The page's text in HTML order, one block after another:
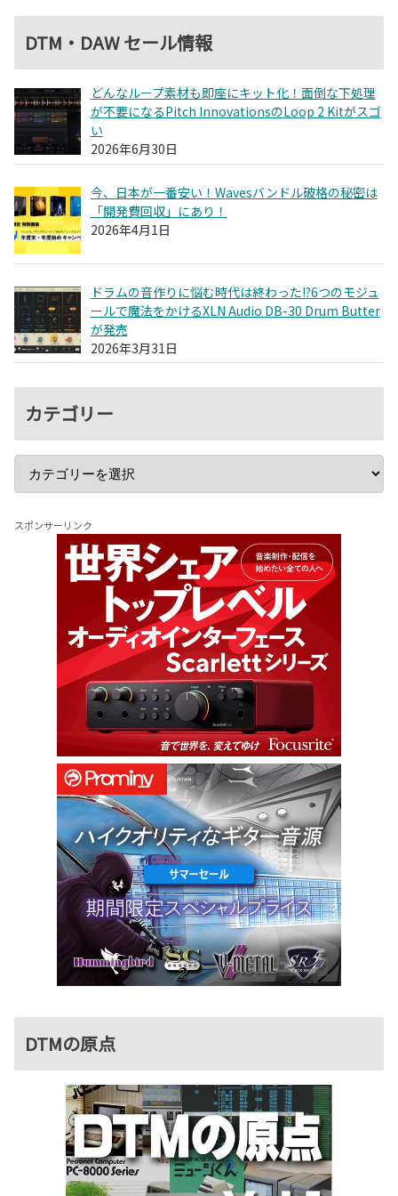
DTM・DAW セール情報
どんなループ素材も即座にキット化！面倒な下処理
が不要になるPitch InnovationsのLoop 2 Kitがスゴ
い
2026年6月30日
今、日本が一番安い！Wavesバンドル破格の秘密は
「開発費回収」にあり！
2026年4月1日
ドラムの音作りに悩む時代は終わった!?6つのモジュ
ールで魔法をかけるXLN Audio DB-30 Drum Butter
が発売
2026年3月31日
カテゴリー
スポンサーリンク
DTMの原点